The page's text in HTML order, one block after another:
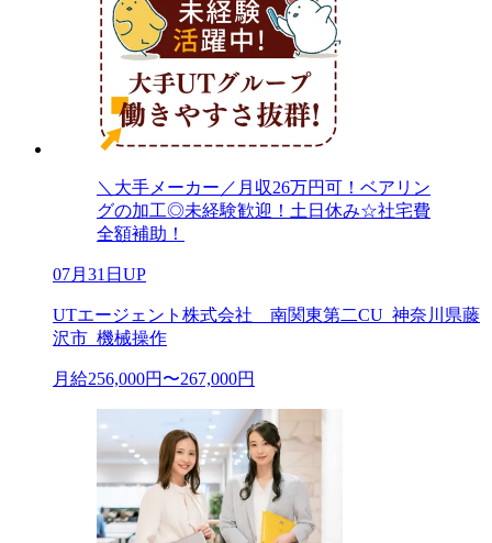
＼大手メーカー／月収26万円可！ベアリン
グの加工◎未経験歓迎！土日休み☆社宅費
全額補助！
07月31日UP
UTエージェント株式会社 南関東第二CU_神奈川県藤
沢市_機械操作
月給256,000円〜267,000円